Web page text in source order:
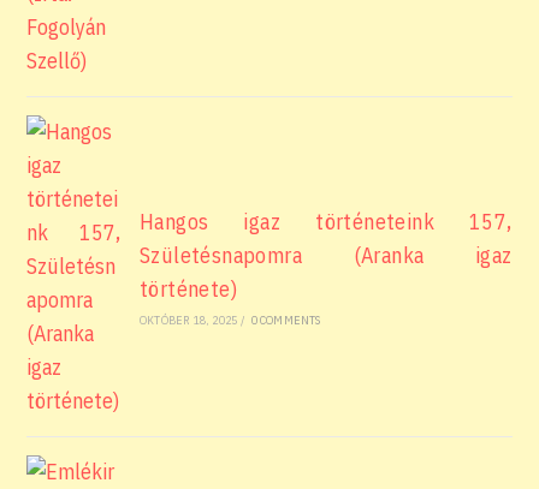
Hangos igaz történeteink 157,
Születésnapomra (Aranka igaz
története)
OKTÓBER 18, 2025 / 0 COMMENTS